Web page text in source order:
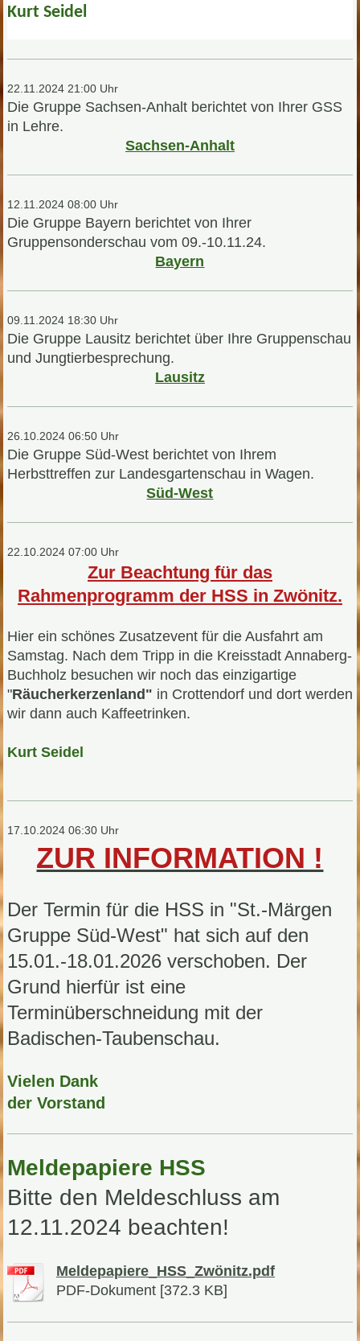
Kurt Seidel
22.11.2024 21:00 Uhr
Die Gruppe Sachsen-Anhalt berichtet von Ihrer GSS
in Lehre.
Sachsen-Anhalt
12.11.2024 08:00 Uhr
Die Gruppe Bayern berichtet von Ihrer
Gruppensonderschau vom 09.-10.11.24.
Bayern
09.11.2024 18:30 Uhr
Die Gruppe Lausitz berichtet über Ihre Gruppenschau
und Jungtierbesprechung.
Lausitz
26.10.2024 06:50 Uhr
Die Gruppe Süd-West berichtet von Ihrem
Herbsttreffen zur Landesgartenschau in Wagen.
Süd-West
22.10.2024 07:00 Uhr
Zur Beachtung für das
Rahmenprogramm der HSS in Zwönitz.
Hier ein schönes Zusatzevent für die Ausfahrt am
Samstag. Nach dem Tripp in die Kreisstadt Annaberg-
Buchholz besuchen wir noch das einzigartige
"Räucherkerzenland" in Crottendorf und dort werden
wir dann auch Kaffeetrinken.
Kurt Seidel
17.10.2024 06:30 Uhr
ZUR INFORMATION !
Der Termin für die HSS in "St.-Märgen
Gruppe Süd-West" hat sich auf den
15.01.-18.01.2026 verschoben. Der
Grund hierfür ist eine
Terminüberschneidung mit der
Badischen-Taubenschau.
Vielen Dank
der Vorstand
Meldepapiere HSS
Bitte den Meldeschluss am
12.11.2024 beachten!
Meldepapiere_HSS_Zwönitz.pdf
PDF-Dokument [372.3 KB]